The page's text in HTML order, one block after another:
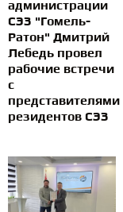
администрации
СЭЗ "Гомель-
Ратон" Дмитрий
Лебедь провел
рабочие встречи
с
представителями
резидентов СЭЗ